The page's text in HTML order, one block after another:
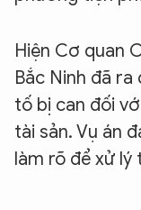
Hiện Cơ quan
Bắc Ninh đã
tố bị can đối
tài sản. Vụ án
làm rõ để xử lý